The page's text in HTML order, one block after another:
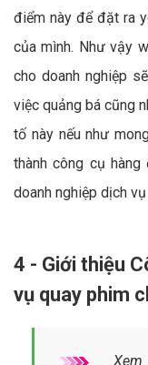
điểm này để đặt ra
của mình. Như vậy
cho doanh nghiệp
việc quảng bá cũng
tố này nếu như
thành công cụ
doanh nghiệp dịch
4 - Giới thiệu
vụ quay phim